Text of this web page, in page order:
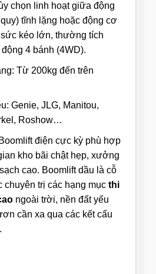
chọn linh hoạt giữa động
tĩnh lặng hoặc động cơ
kéo lớn, thường tích
4 bánh (4WD).
Từ 200kg đến trên
Genie, JLG, Manitou,
Roshow…
điện cực kỳ phù hợp
kho bãi chật hẹp, xưởng
cao. Boomlift dầu là cỗ
chuyên trị các hạng mục thi
ngoài trời, nền đất yếu
cần xa qua các kết cấu